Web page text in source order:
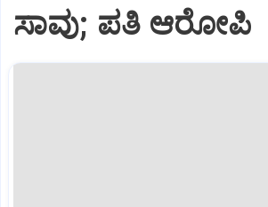
ಸಾವು; ಪತಿ ಆರೋಪಿ